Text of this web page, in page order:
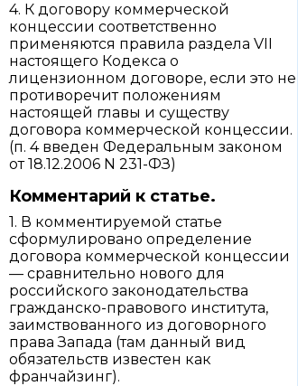
4. К договору коммерческой
концессии соответственно
применяются правила раздела VII
настоящего Кодекса о
лицензионном договоре, если это не
противоречит положениям
настоящей главы и существу
договора коммерческой концессии.
(п. 4 введен Федеральным законом
от 18.12.2006 N 231-ФЗ)
Комментарий к статье.
1. В комментируемой статье
сформулировано определение
договора коммерческой концессии
— сравнительно нового для
российского законодательства
гражданско-правового института,
заимствованного из договорного
права Запада (там данный вид
обязательств известен как
франчайзинг).